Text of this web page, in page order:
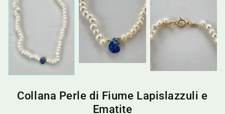
Collana Perle di Fiume Lapislazzuli e
Ematite